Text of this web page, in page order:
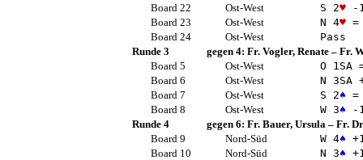
Board 22
Ost-West S 2♥ -
Board 23
Ost-West N 4♥ =
Board 24
Ost-West
Pass
Runde 3
gegen 4: Fr. Vogler, Renate – Fr.
Board 5
Ost-West O 1 SA
Board 6
Ost-West N 3SA
Board 7
Ost-West S 2♠ =
Board 8
Ost-West W 3♠ -
Runde 4
gegen 6: Fr. Bauer, Ursula – Fr.
Board 9
Nord-Süd W 4♠
Board 10
Nord-Süd N 3♠